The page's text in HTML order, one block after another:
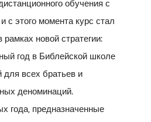
обучения с
с этого момента курс стал
новой стратегии:
год в Библейской школе
всех братьев и
деноминаций.
года, предназначенные